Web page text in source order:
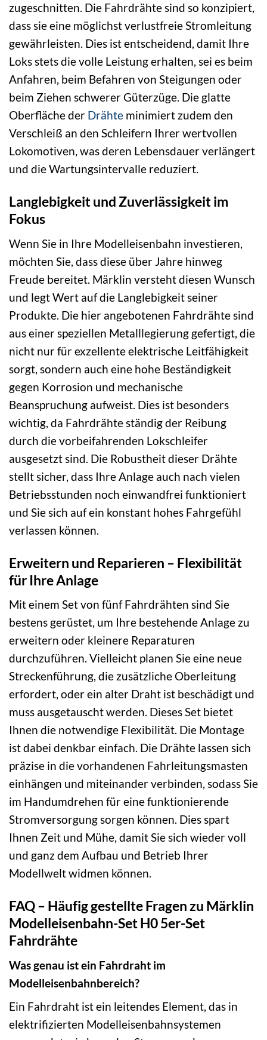
zugeschnitten. Die Fahrdrähte sind so konzipiert,
dass sie eine möglichst verlustfreie Stromleitung
gewährleisten. Dies ist entscheidend, damit Ihre
Loks stets die volle Leistung erhalten, sei es beim
Anfahren, beim Befahren von Steigungen oder
beim Ziehen schwerer Güterzüge. Die glatte
Oberfläche der Drähte minimiert zudem den
Verschleiß an den Schleifern Ihrer wertvollen
Lokomotiven, was deren Lebensdauer verlängert
und die Wartungsintervalle reduziert.
Langlebigkeit und Zuverlässigkeit im
Fokus
Wenn Sie in Ihre Modelleisenbahn investieren,
möchten Sie, dass diese über Jahre hinweg
Freude bereitet. Märklin versteht diesen Wunsch
und legt Wert auf die Langlebigkeit seiner
Produkte. Die hier angebotenen Fahrdrähte sind
aus einer speziellen Metalllegierung gefertigt, die
nicht nur für exzellente elektrische Leitfähigkeit
sorgt, sondern auch eine hohe Beständigkeit
gegen Korrosion und mechanische
Beanspruchung aufweist. Dies ist besonders
wichtig, da Fahrdrähte ständig der Reibung
durch die vorbeifahrenden Lokschleifer
ausgesetzt sind. Die Robustheit dieser Drähte
stellt sicher, dass Ihre Anlage auch nach vielen
Betriebsstunden noch einwandfrei funktioniert
und Sie sich auf ein konstant hohes Fahrgefühl
verlassen können.
Erweitern und Reparieren – Flexibilität
für Ihre Anlage
Mit einem Set von fünf Fahrdrähten sind Sie
bestens gerüstet, um Ihre bestehende Anlage zu
erweitern oder kleinere Reparaturen
durchzuführen. Vielleicht planen Sie eine neue
Streckenführung, die zusätzliche Oberleitung
erfordert, oder ein alter Draht ist beschädigt und
muss ausgetauscht werden. Dieses Set bietet
Ihnen die notwendige Flexibilität. Die Montage
ist dabei denkbar einfach. Die Drähte lassen sich
präzise in die vorhandenen Fahrleitungsmasten
einhängen und miteinander verbinden, sodass Sie
im Handumdrehen für eine funktionierende
Stromversorgung sorgen können. Dies spart
Ihnen Zeit und Mühe, damit Sie sich wieder voll
und ganz dem Aufbau und Betrieb Ihrer
Modellwelt widmen können.
FAQ – Häufig gestellte Fragen zu Märklin
Modelleisenbahn-Set H0 5er-Set
Fahrdrähte
Was genau ist ein Fahrdraht im
Modelleisenbahnbereich?
Ein Fahrdraht ist ein leitendes Element, das in
elektrifizierten Modelleisenbahnsystemen